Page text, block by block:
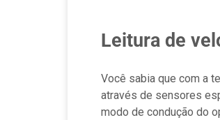
Leitura de
Você sabia que com a
através de sensores
modo de condução do